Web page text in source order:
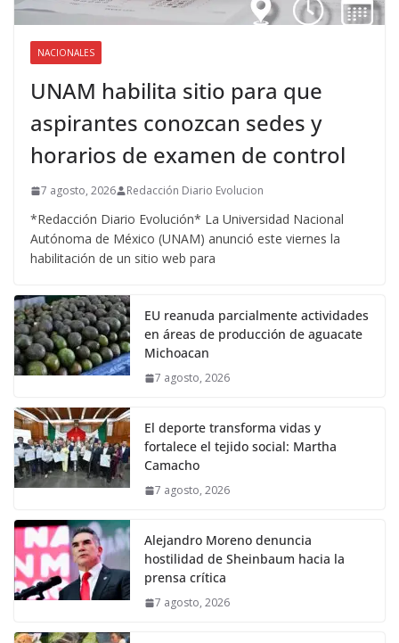
NACIONALES
UNAM habilita sitio para que
aspirantes conozcan sedes y
horarios de examen de control
7 agosto, 2026 Redacción Diario Evolucion
*Redacción Diario Evolución* La Universidad Nacional
Autónoma de México (UNAM) anunció este viernes la
habilitación de un sitio web para
EU reanuda parcialmente actividades
en áreas de producción de aguacate
Michoacan
7 agosto, 2026
El deporte transforma vidas y
fortalece el tejido social: Martha
Camacho
7 agosto, 2026
Alejandro Moreno denuncia
hostilidad de Sheinbaum hacia la
prensa crítica
7 agosto, 2026